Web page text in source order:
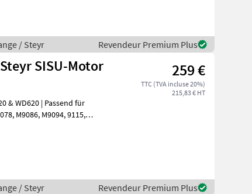
/ Steyr Revendeur Premium Plus
SISU-Motor 259 €
TTC (TVA incluse 20%)
215,83 € HT
/ Steyr Revendeur Premium Plus